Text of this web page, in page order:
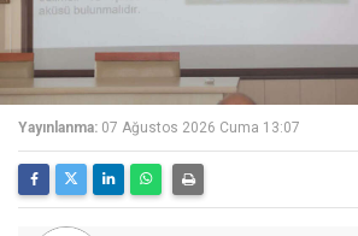
Yayınlanma: 07 Ağustos 2026 Cuma 13:07